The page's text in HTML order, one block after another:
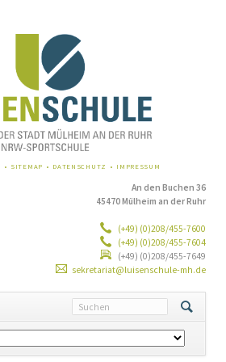
SITEMAP DATENSCHUTZ IMPRESSUM
An den Buchen 36
45470 Mülheim an der Ruhr
(+49) (0)208/455-7600
(+49) (0)208/455-7604
(+49) (0)208/455-7649
sekretariat@luisenschule-mh.de